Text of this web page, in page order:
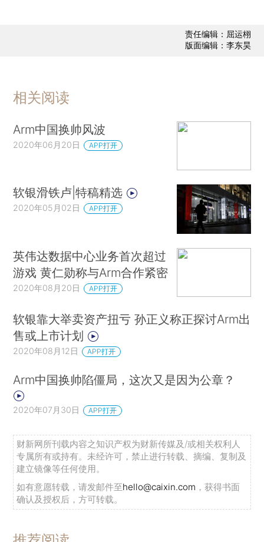
责任编辑：屈运栩
版面编辑：李东昊
相关阅读
Arm中国换帅风波
2020年06月20日 APP打开
软银滑铁卢|特稿精选
2020年05月02日 APP打开
英伟达数据中心业务首次超过
游戏 黄仁勋称与Arm合作紧密
2020年08月20日 APP打开
软银靠大举卖资产扭亏 孙正义称正探讨Arm出
售或上市计划
2020年08月12日 APP打开
Arm中国换帅陷僵局，这次又是因为公章？
2020年07月30日 APP打开
财新网所刊载内容之知识产权为财新传媒及/或相关权利人
专属所有或持有。未经许可，禁止进行转载、摘编、复制及
建立镜像等任何使用。
如有意愿转载，请发邮件至hello@caixin.com ，获得书面
确认及授权后，方可转载。